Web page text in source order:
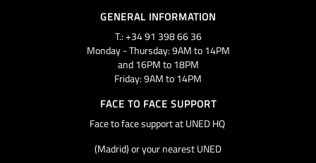
GENERAL INFORMATION
T.: +34 91 398 66 36
Monday - Thursday: 9AM to 14PM
and 16PM to 18PM
Friday: 9AM to 14PM
FACE TO FACE SUPPORT
Face to face support at UNED HQ
(Madrid) or your nearest UNED